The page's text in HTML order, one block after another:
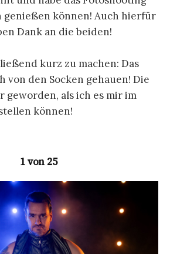
genießen können! Auch hierfür
Dank an die beiden!
kurz zu machen: Das
von den Socken gehauen! Die
geworden, als ich es mir im
können!
1 von 25